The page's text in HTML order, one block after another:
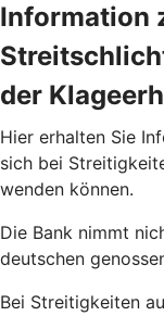
Information
der
Hier erhalten Sie
sich bei
wenden können.
Die Bank nimmt
deutschen
Bei Streitigkeiten